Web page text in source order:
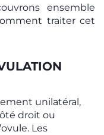
ensemble
traiter cet
unilatéral,
droit ou
Les